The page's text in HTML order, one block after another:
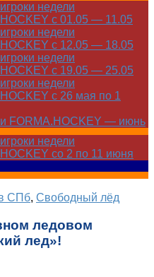
недели
с 01.05 — 11.05
недели
с 12.05 — 18.05
недели
с 19.05 — 25.05
недели
с 26 мая по 1
FORMA.HOCKEY — июнь
недели
со 2 по 11 июня
СПб, Свободный лёд
ледовом
лед»!